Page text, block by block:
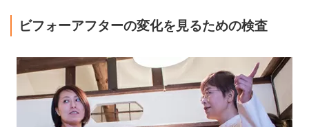
ビフォーアフターの変化を見るための検査